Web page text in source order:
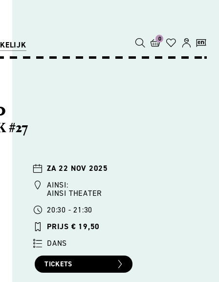
0
#27
ZA 22 NOV 2025
AINSI:
AINSI THEATER
20:30 - 21:30
PRIJS € 19,50
DANS
TICKETS